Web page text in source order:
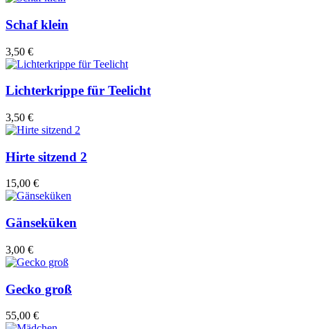
Schaf klein
3,50 €
Lichterkrippe für Teelicht
3,50 €
Hirte sitzend 2
15,00 €
Gänseküken
3,00 €
Gecko groß
55,00 €